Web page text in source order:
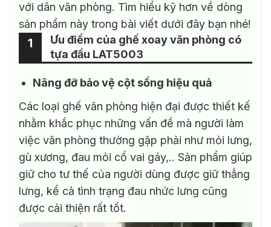
với dân văn phòng. Tìm hiểu kỹ hơn về dòng
sản phẩm này trong bài viết dưới đây bạn nhé!
Ưu điểm của ghế xoay văn phòng có
tựa đầu LAT5003
1
Nâng đỡ bảo vệ cột sống hiệu quả
Các loại ghế văn phòng hiện đại được thiết kế
nhằm khắc phục những vấn đề mà người làm
việc văn phòng thường gặp phải như mỏi lưng,
gù xương, đau mỏi cổ vai gáy,.. Sản phẩm giúp
giữ cho tư thế của người dùng được giữ thẳng
lưng, kể cả tình trạng đau nhức lưng cũng
được cải thiện rất tốt.